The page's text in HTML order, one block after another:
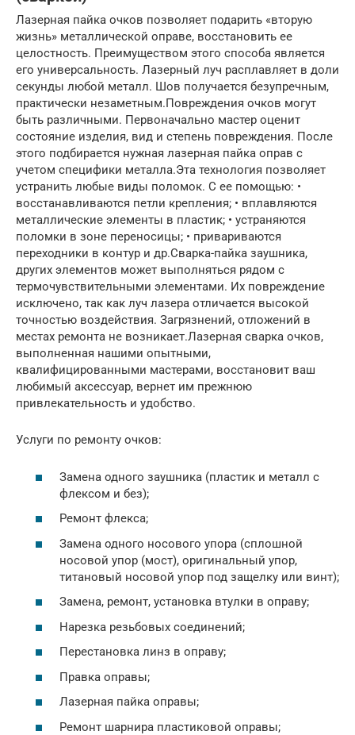
Лазерная пайка очков позволяет подарить «вторую
жизнь» металлической оправе, восстановить ее
целостность. Преимуществом этого способа является
его универсальность. Лазерный луч расплавляет в доли
секунды любой металл. Шов получается безупречным,
практически незаметным.Повреждения очков могут
быть различными. Первоначально мастер оценит
состояние изделия, вид и степень повреждения. После
этого подбирается нужная лазерная пайка оправ с
учетом специфики металла.Эта технология позволяет
устранить любые виды поломок. С ее помощью: •
восстанавливаются петли крепления; • вплавляются
металлические элементы в пластик; • устраняются
поломки в зоне переносицы; • привариваются
переходники в контур и др.Сварка-пайка заушника,
других элементов может выполняться рядом с
термочувствительными элементами. Их повреждение
исключено, так как луч лазера отличается высокой
точностью воздействия. Загрязнений, отложений в
местах ремонта не возникает.Лазерная сварка очков,
выполненная нашими опытными,
квалифицированными мастерами, восстановит ваш
любимый аксессуар, вернет им прежнюю
привлекательность и удобство.
Услуги по ремонту очков:
Замена одного заушника (пластик и металл с
флексом и без);
Ремонт флекса;
Замена одного носового упора (сплошной
носовой упор (мост), оригинальный упор,
титановый носовой упор под защелку или винт);
Замена, ремонт, установка втулки в оправу;
Нарезка резьбовых соединений;
Перестановка линз в оправу;
Правка оправы;
Лазерная пайка оправы;
Ремонт шарнира пластиковой оправы;